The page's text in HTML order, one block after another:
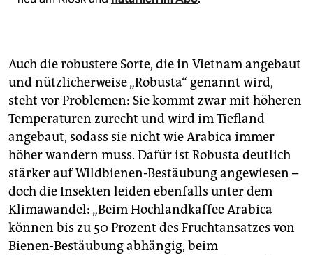
Auch die robustere Sorte, die in Vietnam angebaut
und nützlicherweise „Robusta“ genannt wird,
steht vor Problemen: Sie kommt zwar mit höheren
Temperaturen zurecht und wird im Tiefland
angebaut, sodass sie nicht wie Arabica immer
höher wandern muss. Dafür ist Robusta deutlich
stärker auf Wildbienen-Bestäubung angewiesen –
doch die Insekten leiden ebenfalls unter dem
Klimawandel: „Beim Hochlandkaffee Arabica
können bis zu 50 Prozent des Fruchtansatzes von
Bienen-Bestäubung abhängig, beim